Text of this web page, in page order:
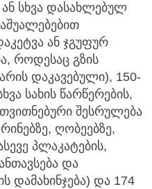
სხვა დასახლებულ
ან ჯგუფურ
როდესაც გზის
დაკავებული), 150-
სახის წარწერების,
შესრულება
ღობეებზე,
პლაკატების,
და
დამახინჯება) და 174